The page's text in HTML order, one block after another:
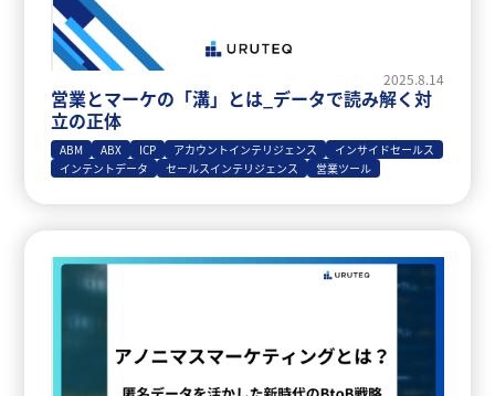
2025.8.14
営業とマーケの「溝」とは_データで読み解く対
立の正体
ABM ABX ICP アカウントインテリジェンス
インサイドセールス
インテントデータ
セールスインテリジェンス 営業ツール